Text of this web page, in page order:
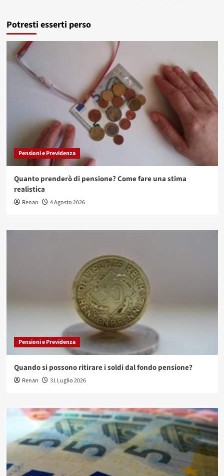
Potresti esserti perso
Pensioni e Previdenza
Quanto prenderò di pensione? Come fare una stima
realistica
Renan 4 Agosto 2026
Pensioni e Previdenza
Quando si possono ritirare i soldi dal fondo pensione?
Renan 31 Luglio 2026